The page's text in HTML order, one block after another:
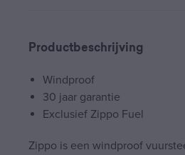
Productbeschrijving
Windproof
30 jaar garantie
Exclusief Zippo Fuel
Zippo is een windproof